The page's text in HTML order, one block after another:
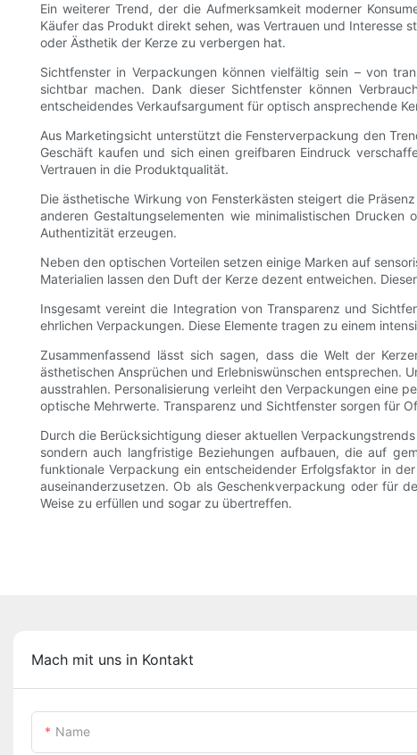
Ein weiterer Trend, der die Aufmerksamkeit moderner
Käufer das Produkt direkt sehen, was Vertrauen und Interesse
oder Ästhetik der Kerze zu verbergen hat.
Sichtfenster in Verpackungen können vielfältig sein – von
sichtbar machen. Dank dieser Sichtfenster können
entscheidendes Verkaufsargument für optisch ansprechende
Aus Marketingsicht unterstützt die Fensterverpackung den
Geschäft kaufen und sich einen greifbaren Eindruck
Vertrauen in die Produktqualität.
Die ästhetische Wirkung von Fensterkästen steigert die
anderen Gestaltungselementen wie minimalistischen
Authentizität erzeugen.
Neben den optischen Vorteilen setzen einige Marken auf
Materialien lassen den Duft der Kerze dezent entweichen.
Insgesamt vereint die Integration von Transparenz und
ehrlichen Verpackungen. Diese Elemente tragen zu einem
Zusammenfassend lässt sich sagen, dass die Welt der
ästhetischen Ansprüchen und Erlebniswünschen entsprechen.
ausstrahlen. Personalisierung verleiht den Verpackungen eine
optische Mehrwerte. Transparenz und Sichtfenster sorgen für
Durch die Berücksichtigung dieser aktuellen
sondern auch langfristige Beziehungen aufbauen, die auf
funktionale Verpackung ein entscheidender Erfolgsfaktor in
auseinanderzusetzen. Ob als Geschenkverpackung oder für
Weise zu erfüllen und sogar zu übertreffen.
Mach mit uns in Kontakt
Name